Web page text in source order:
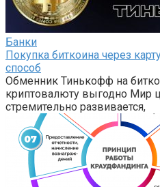
Банки
Покупка биткоина через
способ
Обменник Тинькофф на
криптовалюту выгодно Мир
стремительно развивается,